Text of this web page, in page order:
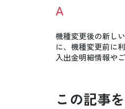
A
機種変更後の新し
に、機種変更前に
入出金明細情報や
この記事